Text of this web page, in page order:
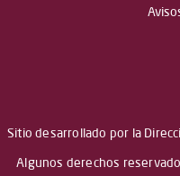
Sitio desarrollado por la
Algunos derechos